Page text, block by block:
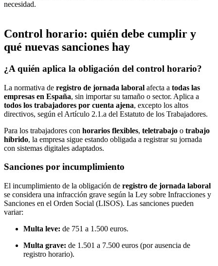
Control horario: quién debe cumplir y
qué nuevas sanciones hay
¿A quién aplica la obligación del control horario?
La normativa de registro de jornada laboral afecta a todas las
empresas en España, sin importar su tamaño o sector. Aplica a
todos los trabajadores por cuenta ajena, excepto los altos
directivos, según el Artículo 2.1.a del Estatuto de los Trabajadores.
Para los trabajadores con horarios flexibles, teletrabajo o trabajo
híbrido, la empresa sigue estando obligada a registrar su jornada
con sistemas digitales adaptados.
Sanciones por incumplimiento
El incumplimiento de la obligación de registro de jornada laboral
se considera una infracción grave según la Ley sobre Infracciones y
Sanciones en el Orden Social (LISOS). Las sanciones pueden
variar:
Multa leve: de 751 a 1.500 euros.
Multa grave: de 1.501 a 7.500 euros (por ausencia de
registro horario).